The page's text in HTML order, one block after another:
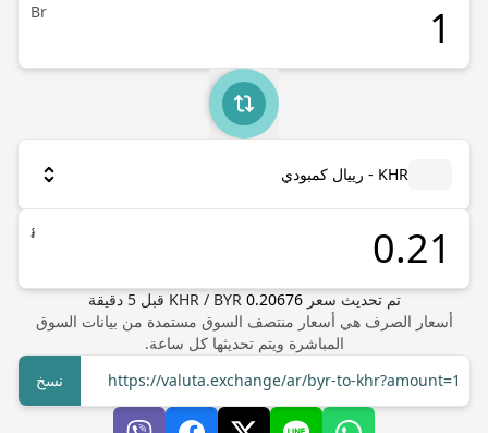
Br
KHR - رييال كمبودي
៛
تم تحديث سعر KHR/ BYR 0.20676 قبل5 دقيقة
أسعار الصرف هي أسعار منتصف السوق مستمدة من بيانات السوق
المباشرة ويتم تحديثها كل ساعة.
https://valuta.exchange/ar/byr-to-khr?amount=1
نسخ